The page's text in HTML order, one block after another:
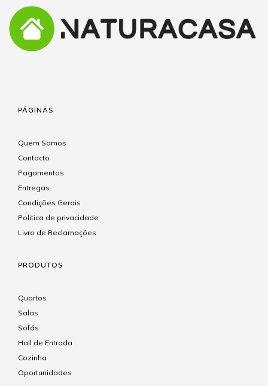
PÁGINAS
Quem Somos
Contacto
Pagamentos
Entregas
Condições Gerais
Politica de privacidade
Livro de Reclamações
PRODUTOS
Quartos
Salas
Sofás
Hall de Entrada
Cozinha
Oportunidades